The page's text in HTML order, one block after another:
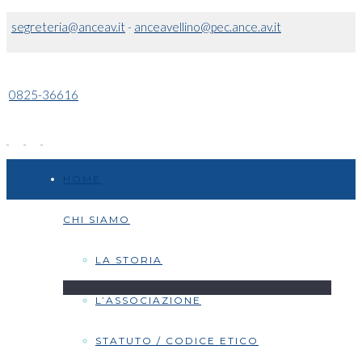
segreteria@anceav.it- anceavellino@pec.ance.av.it
0825-36616
CHI SIAMO
LA STORIA
L’ASSOCIAZIONE
STATUTO / CODICE ETICO